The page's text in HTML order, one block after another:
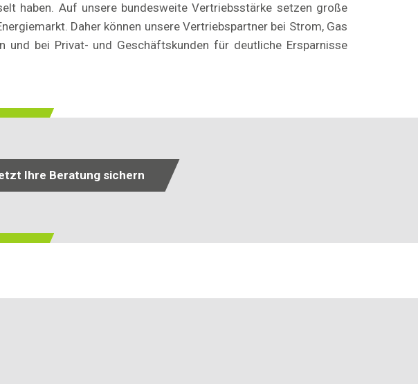
haben. Auf unsere bundesweite Vertriebsstärke setzen große
Daher können unsere Vertriebspartner bei Strom, Gas
bei Privat- und Geschäftskunden für deutliche Ersparnisse
Ihre Beratung sichern